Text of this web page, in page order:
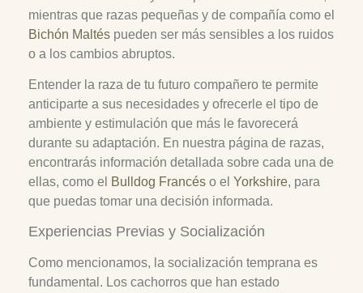
mientras que razas pequeñas y de compañía como el
Bichón Maltés pueden ser más sensibles a los ruidos
o a los cambios abruptos.
Entender la raza de tu futuro compañero te permite
anticiparte a sus necesidades y ofrecerle el tipo de
ambiente y estimulación que más le favorecerá
durante su adaptación. En nuestra página de razas,
encontrarás información detallada sobre cada una de
ellas, como el
Bulldog Francés o el Yorkshire, para
que puedas tomar una decisión informada.
Experiencias Previas y Socialización
Como mencionamos, la socialización temprana es
fundamental. Los cachorros que han estado